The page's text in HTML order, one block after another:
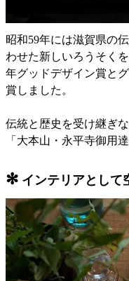
昭和59年には滋賀県の
わせた新しいろうそく
年グッドデザイン賞と
賞しました。
伝統と歴史を受け継ぎ
「大本山・永平寺御用
✻ インテリアとして